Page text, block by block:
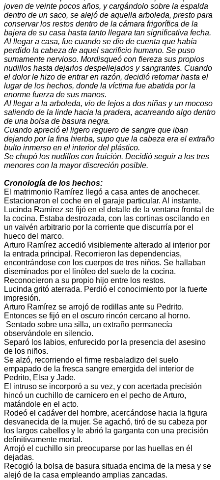
joven de veinte pocos años, y cargándolo sobre la espalda
dentro de un saco, se alejó de aquella arboleda, presto para
conservar los restos dentro de la cámara frigorífica de la
bajera de su casa hasta tanto llegara tan significativa fecha.
Al llegar a casa, fue cuando se dio de cuenta que había
perdido la cabeza de aquel sacrificio humano. Se puso
sumamente nervioso. Mordisqueó con fiereza sus propios
nudillos hasta dejarlos despellejados y sangrantes. Cuando
el dolor le hizo de entrar en razón, decidió retornar hasta el
lugar de los hechos, donde la víctima fue abatida por la
enorme fuerza de sus manos.
Al llegar a la arboleda, vio de lejos a dos niñas y un mocoso
saliendo de la linde hacia la pradera, acarreando algo dentro
de una bolsa de basura negra.
Cuando apreció el ligero reguero de sangre que iban
dejando por la fina hierba, supo que la cabeza era el extraño
bulto inmerso en el interior del plástico.
Se chupó los nudillos con fruición. Decidió seguir a los tres
menores con la mayor discreción posible.
Cronología de los hechos:
El matrimonio Ramírez llegó a casa antes de anochecer.
Estacionaron el coche en el garaje particular. Al instante,
Lucinda Ramírez se fijó en el detalle de la ventana frontal de
la cocina. Estaba destrozada, con las cortinas oscilando en
un vaivén arbitrario por la corriente que discurría por el
hueco del marco.
Arturo Ramírez accedió visiblemente alterado al interior por
la entrada principal. Recorrieron las dependencias,
encontrándose con los cuerpos de tres niños. Se hallaban
diseminados por el linóleo del suelo de la cocina.
Reconocieron a su propio hijo entre los restos.
Lucinda gritó aterrada. Perdió el conocimiento por la fuerte
impresión.
Arturo Ramírez se arrojó de rodillas ante su Pedrito.
Entonces se fijó en el oscuro rincón cercano al horno.
Sentado sobre una silla, un extraño permanecía
observándole en silencio.
Separó los labios, enfurecido por la presencia del asesino
de los niños.
Se alzó, recorriendo el firme resbaladizo del suelo
empapado de la fresca sangre emergida del interior de
Pedrito, Elsa y Jade.
El intruso se incorporó a su vez, y con acertada precisión
hincó un cuchillo de carnicero en el pecho de Arturo,
matándole en el acto.
Rodeó el cadáver del hombre, acercándose hacia la figura
desvanecida de la mujer. Se agachó, tiró de su cabeza por
los largos cabellos y le abrió la garganta con una precisión
definitivamente mortal.
Arrojó el cuchillo sin preocuparse por las huellas en él
dejadas.
Recogió la bolsa de basura situada encima de la mesa y se
alejó de la casa empleando amplias zancadas.